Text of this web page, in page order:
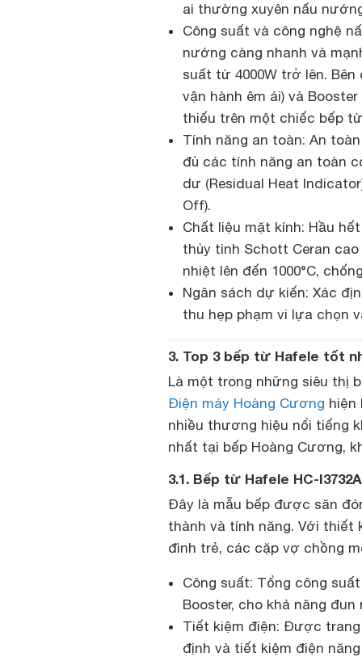
ai thường xuyên nấu
Công suất và công nghệ
nướng càng nhanh và
suất từ 4000W trở lên.
vận hành êm ái) và
thiếu trên một chiếc bếp
Tính năng an toàn: An
đủ các tính năng an toàn
dư (Residual Heat
Off).
Chất liệu mặt kính: Hầu
thủy tinh Schott Ceran
nhiệt lên đến 1000°C,
Ngân sách dự kiến: Xác
thu hẹp phạm vi lựa chọn
3. Top 3 bếp từ Hafele tốt
Là một trong những siêu thị
Điện máy Hoàng Cương hiện
nhiều thương hiệu nổi tiếng
nhất tại bếp Hoàng Cương,
3.1. Bếp từ Hafele HC-
Đây là mẫu bếp được săn
thành và tính năng. Với thiết
đình trẻ, các cặp vợ chồng
Công suất: Tổng công
Booster, cho khả năng
Tiết kiệm điện: Được trang
định và tiết kiệm điện